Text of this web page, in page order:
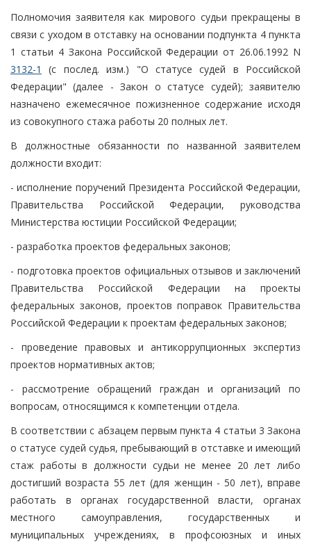
Полномочия заявителя как мирового судьи прекращены в
связи с уходом в отставку на основании подпункта 4 пункта
1 статьи 4 Закона Российской Федерации от 26.06.1992 N
3132-1
(с послед. изм.) "О статусе судей в Российской
Федерации" (далее - Закон о статусе судей); заявителю
назначено ежемесячное пожизненное содержание исходя
из совокупного стажа работы 20 полных лет.
В должностные обязанности по названной заявителем
должности входит:
- исполнение поручений Президента Российской Федерации,
Правительства Российской Федерации, руководства
Министерства юстиции Российской Федерации;
- разработка проектов федеральных законов;
- подготовка проектов официальных отзывов и заключений
Правительства Российской Федерации на проекты
федеральных законов, проектов поправок Правительства
Российской Федерации к проектам федеральных законов;
- проведение правовых и антикоррупционных экспертиз
проектов нормативных актов;
- рассмотрение обращений граждан и организаций по
вопросам, относящимся к компетенции отдела.
В соответствии с абзацем первым пункта 4 статьи 3 Закона
о статусе судей судья, пребывающий в отставке и имеющий
стаж работы в должности судьи не менее 20 лет либо
достигший возраста 55 лет (для женщин - 50 лет), вправе
работать в органах государственной власти, органах
местного самоуправления, государственных и
муниципальных учреждениях, в профсоюзных и иных